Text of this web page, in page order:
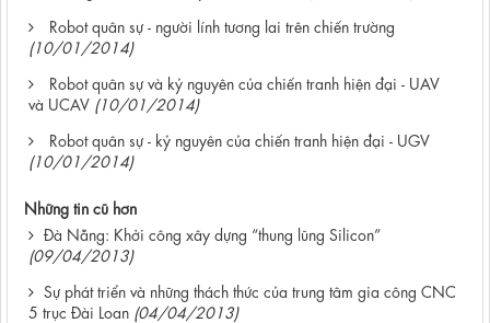
Robot quân sự - người lính tương lai trên chiến trường
(10/01/2014)
Robot quân sự và kỷ nguyên của chiến tranh hiện đại - UAV
và UCAV (10/01/2014)
Robot quân sự - kỷ nguyên của chiến tranh hiện đại - UGV
(10/01/2014)
Những tin cũ hơn
Đà Nẵng: Khởi công xây dựng “thung lũng Silicon”
(09/04/2013)
Sự phát triển và những thách thức của trung tâm gia công CNC
5 trục Đài Loan (04/04/2013)